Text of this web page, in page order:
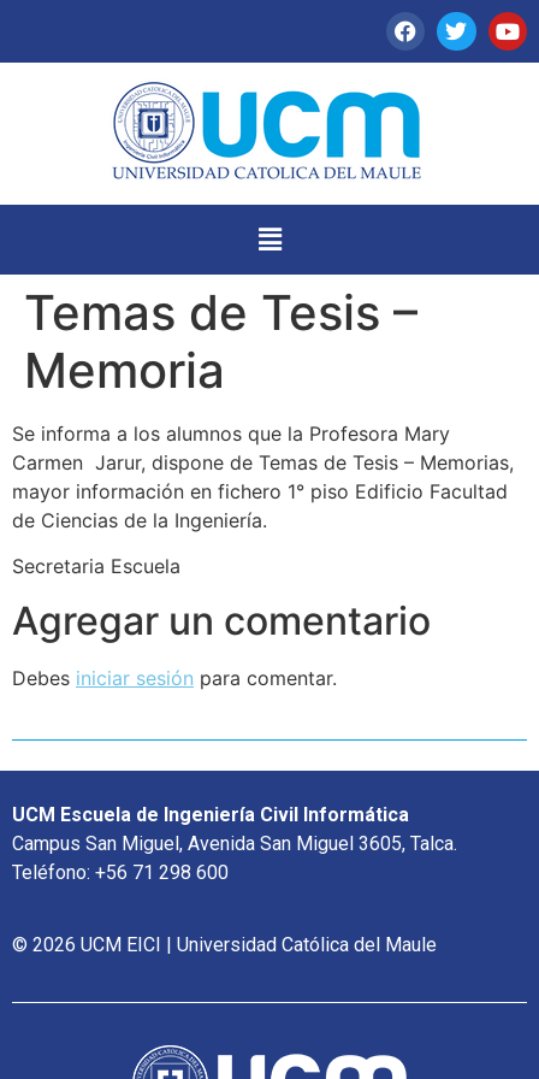
Temas de Tesis –
Memoria
Se informa a los alumnos que la Profesora Mary
Carmen Jarur, dispone de Temas de Tesis – Memorias,
mayor información en fichero 1° piso Edificio Facultad
de Ciencias de la Ingeniería.
Secretaria Escuela
Agregar un comentario
Debes iniciar sesión para comentar.
UCM Escuela de Ingeniería Civil Informática
Campus San Miguel, Avenida San Miguel 3605, Talca.
Teléfono: +56 71 298 600
© 2026 UCM EICI | Universidad Católica del Maule